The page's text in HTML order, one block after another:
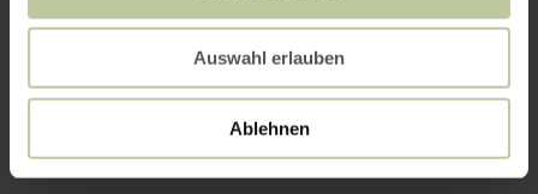
Auswahl erlauben
Ablehnen